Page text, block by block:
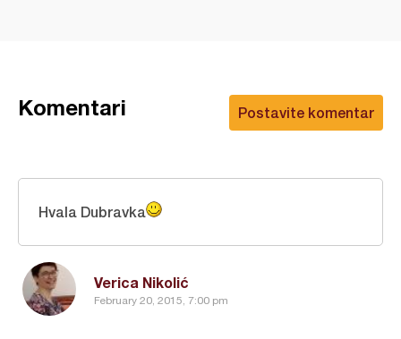
Postavite komentar
Komentari
Verica Nikolić
February 20, 2015, 7:00 pm
Hvala Dubravka